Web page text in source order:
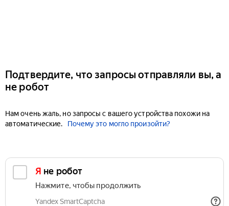
Подтвердите, что запросы отправляли вы, а
не робот
Нам очень жаль, но запросы с вашего устройства похожи на
автоматические.
Почему это могло произойти?
Я не робот
Нажмите, чтобы продолжить
Yandex SmartCaptcha